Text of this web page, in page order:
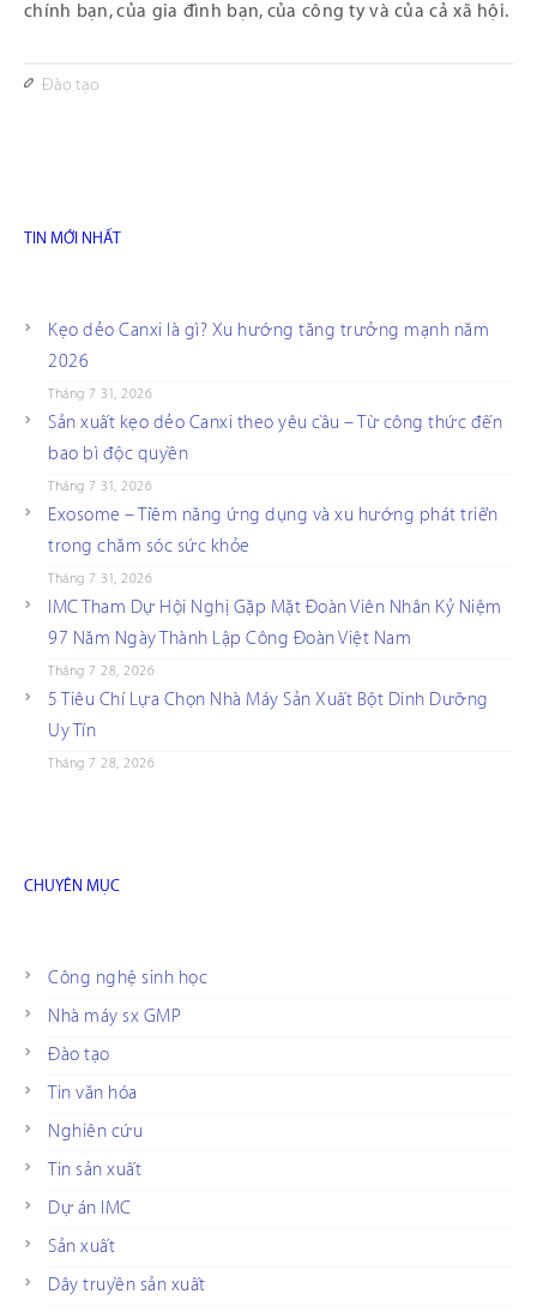
chính bạn, của gia đình bạn, của công ty và của cả xã hội.
Đào tạo
TIN MỚI NHẤT
Kẹo dẻo Canxi là gì? Xu hướng tăng trưởng mạnh năm
2026
Tháng 7 31, 2026
Sản xuất kẹo dẻo Canxi theo yêu cầu – Từ công thức đến
bao bì độc quyền
Tháng 7 31, 2026
Exosome – Tiềm năng ứng dụng và xu hướng phát triển
trong chăm sóc sức khỏe
Tháng 7 31, 2026
IMC Tham Dự Hội Nghị Gặp Mặt Đoàn Viên Nhân Kỷ Niệm
97 Năm Ngày Thành Lập Công Đoàn Việt Nam
Tháng 7 28, 2026
5 Tiêu Chí Lựa Chọn Nhà Máy Sản Xuất Bột Dinh Dưỡng
Uy Tín
Tháng 7 28, 2026
CHUYÊN MỤC
Công nghệ sinh học
Nhà máy sx GMP
Đào tạo
Tin văn hóa
Nghiên cứu
Tin sản xuất
Dự án IMC
Sản xuất
Dây truyền sản xuất